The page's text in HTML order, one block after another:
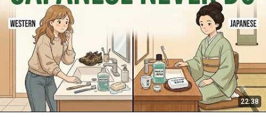
22:38